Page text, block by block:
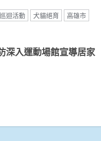
巡迴活動 犬貓絕育 高雄市
深入運動場館宣導居家